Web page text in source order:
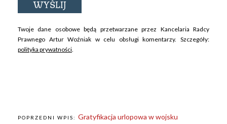
Twoje dane osobowe będą przetwarzane przez Kancelaria Radcy
Prawnego Artur Woźniak w celu obsługi komentarzy. Szczegóły:
polityka prywatności
POPRZEDNI WPIS: Gratyfikacja urlopowa w wojsku